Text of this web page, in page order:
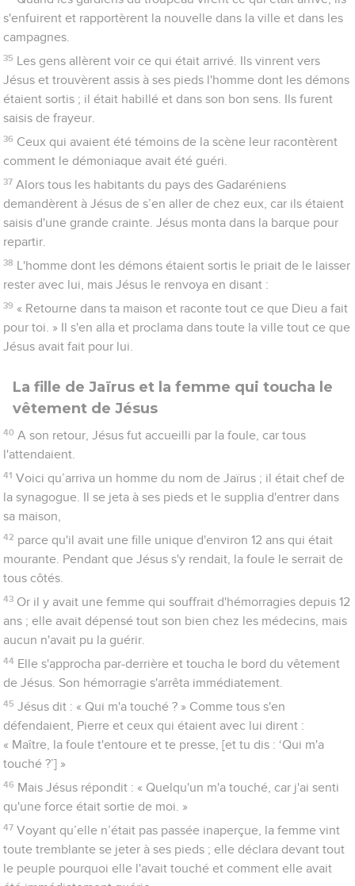
s'enfuirent et rapportèrent la nouvelle dans la ville et dans les
campagnes.
35 Les gens allèrent voir ce qui était arrivé. Ils vinrent vers
Jésus et trouvèrent assis à ses pieds l'homme dont les démons
étaient sortis ; il était habillé et dans son bon sens. Ils furent
saisis de frayeur.
36 Ceux qui avaient été témoins de la scène leur racontèrent
comment le démoniaque avait été guéri.
37 Alors tous les habitants du pays des Gadaréniens
demandèrent à Jésus de s’en aller de chez eux, car ils étaient
saisis d'une grande crainte. Jésus monta dans la barque pour
repartir.
38 L'homme dont les démons étaient sortis le priait de le laisser
rester avec lui, mais Jésus le renvoya en disant :
39 « Retourne dans ta maison et raconte tout ce que Dieu a fait
pour toi. » Il s'en alla et proclama dans toute la ville tout ce que
Jésus avait fait pour lui.
La fille de Jaïrus et la femme qui toucha le
vêtement de Jésus
40 A son retour, Jésus fut accueilli par la foule, car tous
l'attendaient.
41 Voici qu’arriva un homme du nom de Jaïrus ; il était chef de
la synagogue. Il se jeta à ses pieds et le supplia d'entrer dans
sa maison,
42 parce qu'il avait une fille unique d'environ 12 ans qui était
mourante. Pendant que Jésus s'y rendait, la foule le serrait de
tous côtés.
43 Or il y avait une femme qui souffrait d'hémorragies depuis 12
ans ; elle avait dépensé tout son bien chez les médecins, mais
aucun n'avait pu la guérir.
44 Elle s'approcha par-derrière et toucha le bord du vêtement
de Jésus. Son hémorragie s'arrêta immédiatement.
45 Jésus dit : « Qui m'a touché ? » Comme tous s'en
défendaient, Pierre et ceux qui étaient avec lui dirent :
« Maître, la foule t'entoure et te presse, [et tu dis : ‘Qui m'a
touché ?’] »
46 Mais Jésus répondit : « Quelqu'un m'a touché, car j'ai senti
qu'une force était sortie de moi. »
47 Voyant qu’elle n’était pas passée inaperçue, la femme vint
toute tremblante se jeter à ses pieds ; elle déclara devant tout
le peuple pourquoi elle l'avait touché et comment elle avait